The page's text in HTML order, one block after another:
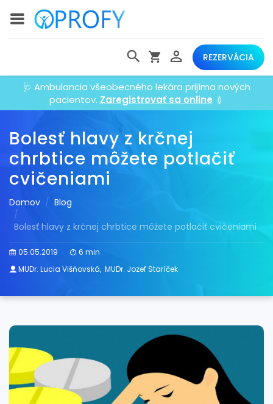
REZERVÁCIA
🩺 Ambulancia všeobecného lekára prijíma nových
pacientov. Zaregistrovať sa online 💉
Bolesť hlavy z krčnej
chrbtice môžete potlačiť
cvičeniami
Domov
Blog
Bolesť hlavy z krčnej chrbtice môžete potlačiť cvičeniami
05.05.2019
6 min
MUDr. Lucia Višňovská, MUDr. Jozef Staríček